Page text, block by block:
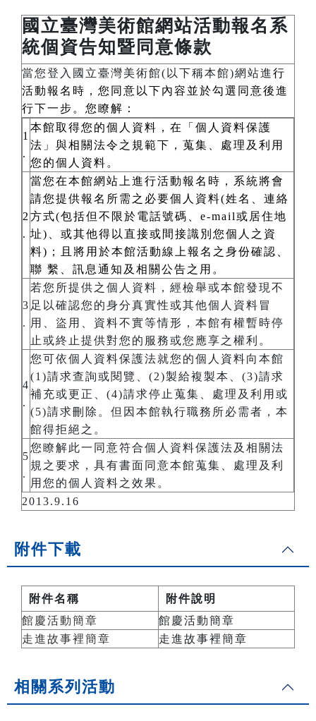
國立臺灣美術館網站活動報名系
統個資告知暨同意條款
當您登入國立臺灣美術館(以下稱本館)網站進行
活動報名時，您同意以下內容並於勾選同意後進
行下一步。您瞭解：
1
.
本館取得您的個人資料，在「個人資料保護
法」與相關法令之規範下，蒐集、處理及利用
您的個人資料。
2
.
當您在本館網站上進行活動報名時，系統將會
請您提供報名所需之必要個人資料(姓名、連絡
方式(包括但不限於電話號碼、e-mail或居住地
址)、或其他得以直接或間接識別您個人之資
料)；且將用於本館活動線上報名之身份確認、
聯 繫、訊息通知及相關公告之用。
3
.
若您所提供之個人資料，經檢舉或本館發現不
足以確認您的身分真實性或其他個人資料冒
用、盜用、資料不實等情形，本館有權暫時停
止或終止提供對您的服務或您應享之權利。
4
.
您可依個人資料保護法就您的個人資料向本館
(1)請求查詢或閱覽、(2)製給複製本、(3)請求
補充或更正、(4)請求停止蒐集、處理及利用或
(5)請求刪除。但因本館執行職務所必需者，本
館得拒絕之。
5
.
您瞭解此一同意符合個人資料保護法及相關法
規之要求，具有書面同意本館蒐集、處理及利
用您的個人資料之效果。
2013.9.16
附件下載
附件名稱
附件說明
館慶活動簡章
館慶活動簡章
走進故事裡簡章
走進故事裡簡章
相關系列活動